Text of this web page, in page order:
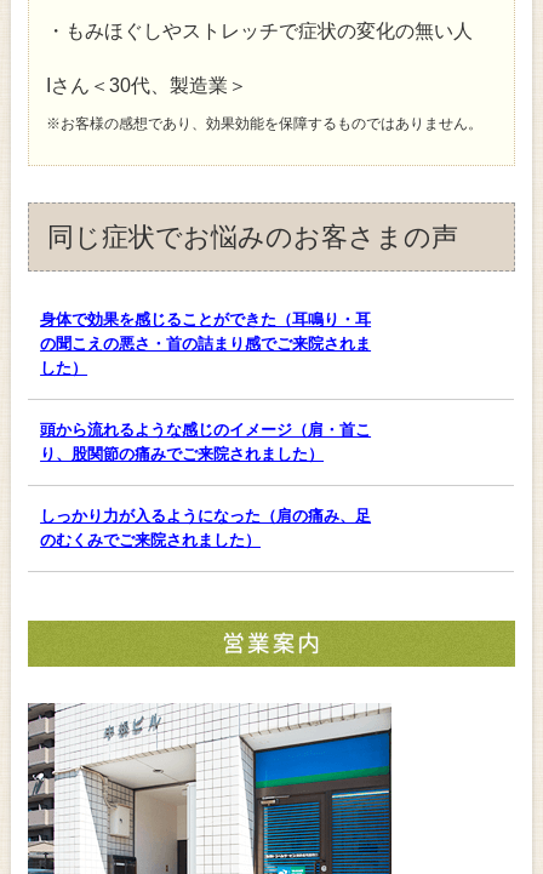
・もみほぐしやストレッチで症状の変化の無い人
Iさん＜30代、製造業＞
※お客様の感想であり、効果効能を保障するものではありません。
同じ症状でお悩みのお客さまの声
身体で効果を感じることができた（耳鳴り・耳
の聞こえの悪さ・首の詰まり感でご来院されま
した）
頭から流れるような感じのイメージ（肩・首こ
り、股関節の痛みでご来院されました）
しっかり力が入るようになった（肩の痛み、足
のむくみでご来院されました）